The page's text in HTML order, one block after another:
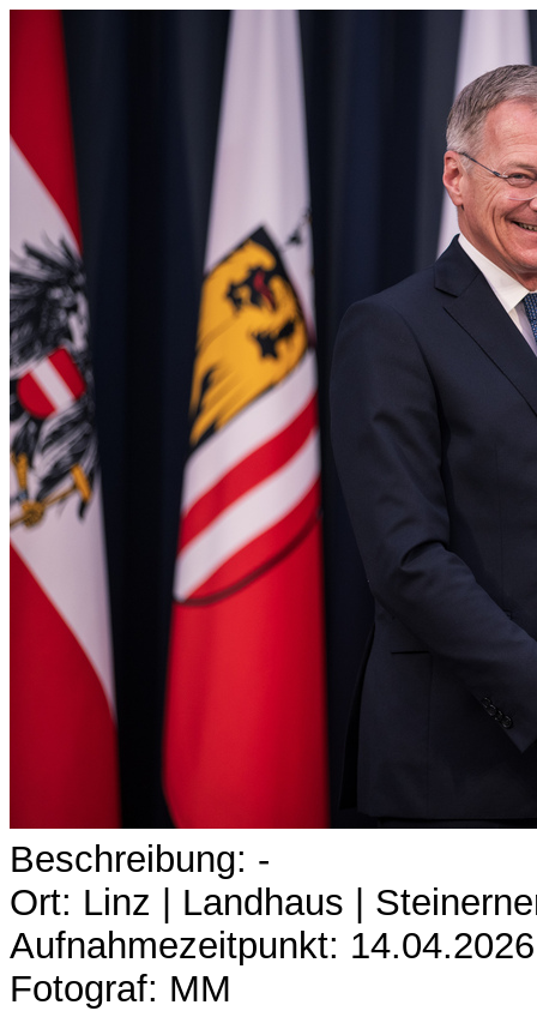
Beschreibung: -
Ort: Linz | Landhaus |
Aufnahmezeitpunkt: 14.04.2026
Fotograf: MM